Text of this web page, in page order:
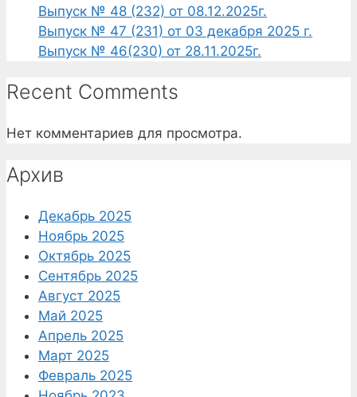
Выпуск № 48 (232) от 08.12.2025г.
Выпуск № 47 (231) от 03 декабря 2025 г.
Выпуск № 46(230) от 28.11.2025г.
Recent Comments
Нет комментариев для просмотра.
Архив
Декабрь 2025
Ноябрь 2025
Октябрь 2025
Сентябрь 2025
Август 2025
Май 2025
Апрель 2025
Март 2025
Февраль 2025